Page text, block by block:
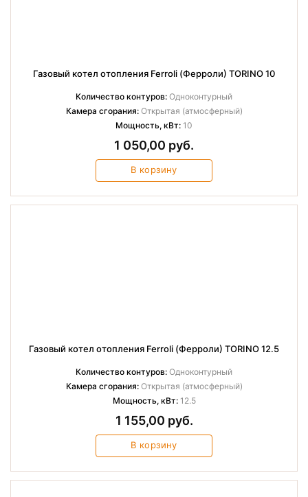
Газовый котел отопления Ferroli (Ферроли) TORINO 10
Количество контуров: Одноконтурный
Камера сгорания:Открытая (атмосферный)
Мощность, кВт: 10
1 050,00 руб.
В корзину
Газовый котел отопления Ferroli (Ферроли) TORINO 12.5
Количество контуров: Одноконтурный
Камера сгорания:Открытая (атмосферный)
Мощность, кВт:12.5
1 155,00 руб.
В корзину